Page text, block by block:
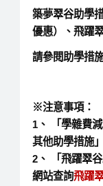
築夢翠谷助學
優惠）
、 飛躍
請參閱助學措
※注意事項：
1、 「學雜費
其他助學措施
2、 「飛躍翠
網站查詢飛躍